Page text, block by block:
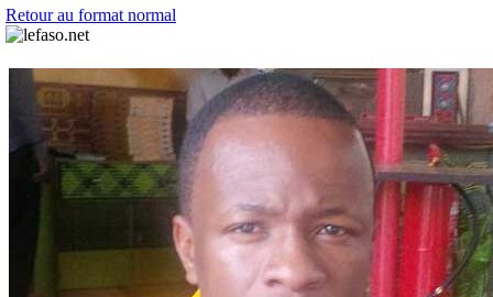
Retour au format normal